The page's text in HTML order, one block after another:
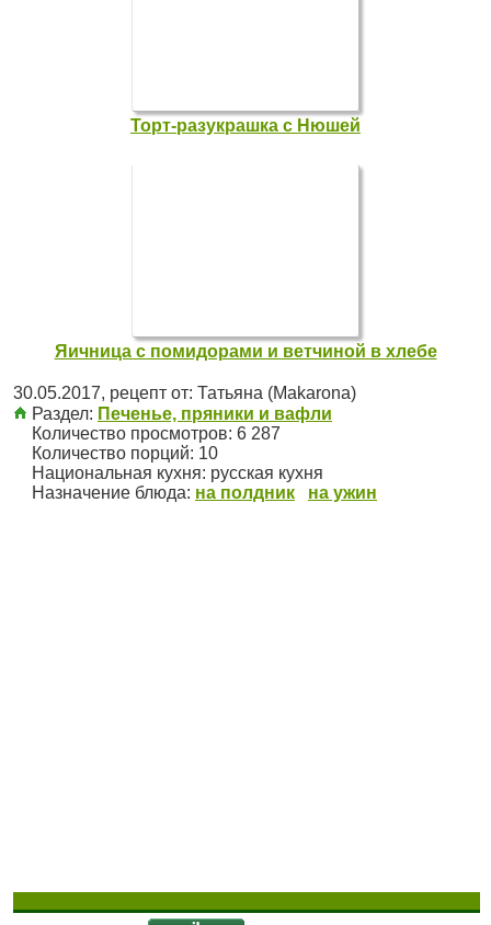
Торт-разукрашка с Нюшей
Яичница с помидорами и ветчиной в хлебе
30.05.2017, рецепт от: Татьяна (Makarona)
Раздел: Печенье, пряники и вафли
Количество просмотров: 6 287
Количество порций: 10
Национальная кухня: русская кухня
Назначение блюда: на полдник на ужин